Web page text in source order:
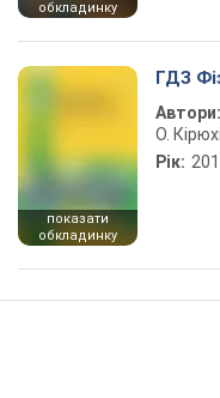
обкладинку
показати
обкладинку
ГДЗ
Автори:
О.
Рік: